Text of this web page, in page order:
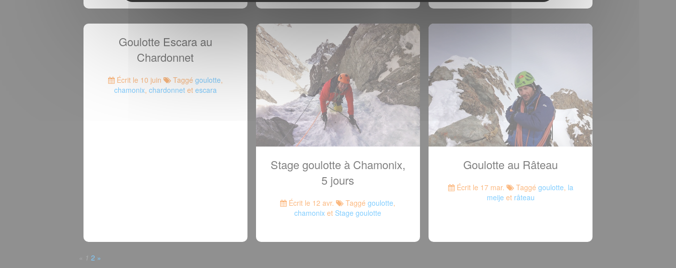
Goulotte Escara au
Chardonnet
Écrit le 10 juin Taggé goulotte,
chamonix, chardonnetet escara
Stage goulotte à Chamonix,
5 jours
Écrit le 12 avr. Taggégoulotte,
chamonix et Stage goulotte
Goulotte au Râteau
Écrit le 17 mar. Taggé goulotte, la
meije et râteau
« 1 2 »